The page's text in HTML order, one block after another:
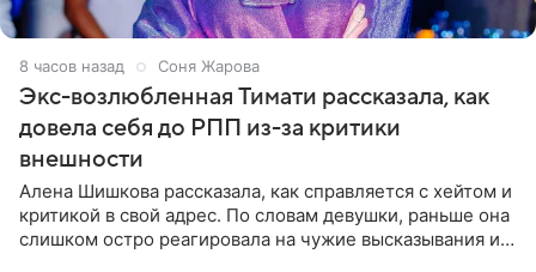
8 часов назад Соня Жарова
Экс-возлюбленная Тимати рассказала, как
довела себя до РПП из-за критики
внешности
Алена Шишкова рассказала, как справляется с хейтом и
критикой в свой адрес. По словам девушки, раньше она
слишком остро реагировала на чужие высказывания и